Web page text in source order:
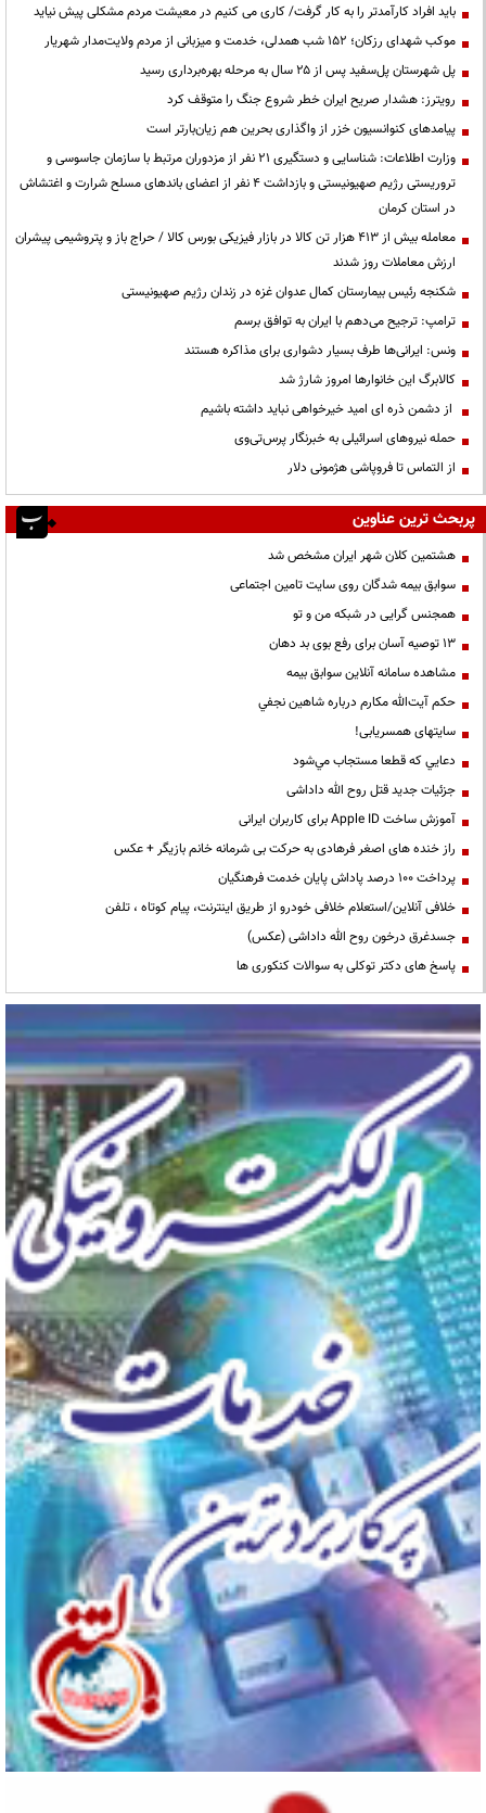
باید افراد کارآمدتر را به کار گرفت/ کاری می کنیم در معیشت مردم مشکلی پیش نیاید
موکب شهدای رزکان؛ ۱۵۲ شب همدلی، خدمت و میزبانی از مردم ولایت‌مدار شهریار
پل شهرستان پل‌سفید پس از ۲۵ سال به مرحله بهره‌برداری رسید
رویترز: هشدار صریح ایران خطر شروع جنگ را متوقف کرد
پیامدهای کنوانسیون خزر از واگذاری بحرین هم زیان‌بارتر است
وزارت اطلاعات: شناسایی و دستگیری ۲۱ نفر از مزدوران مرتبط با سازمان جاسوسی و
تروریستی رژیم صهیونیستی و بازداشت ۴ نفر از اعضای باندهای مسلح شرارت و اغتشاش
در استان کرمان
معامله بیش از ۴۱۳ هزار تن کالا در بازار فیزیکی بورس کالا / حراج باز و پتروشیمی پیشران
ارزش معاملات روز شدند
شکنجه رئیس بیمارستان کمال عدوان غزه در زندان رژیم صهیونیستی
ترامپ: ترجیح می‌دهم با ایران به توافق برسم
ونس: ایرانی‌ها طرف بسیار دشواری برای مذاکره هستند
کالابرگ این خانوارها امروز شارژ شد
از دشمن ذره ای امید خیرخواهی نباید داشته باشیم
حمله نیروهای اسرائیلی به خبرنگار پرس‌تی‌وی
از التماس تا فروپاشی هژمونی دلار
پربحث ترین عناوین
هشتمین کلان شهر ایران مشخص شد
سوابق بیمه شدگان روی سایت تامین اجتماعی
همجنس گرایی در شبکه من و تو
13 توصیه آسان برای رفع بوی بد دهان
مشاهده سامانه آنلاين سوابق بیمه
حكم آيت‌الله مكارم درباره شاهين نجفي
سایتهای همسریابی!
دعايي كه قطعا مستجاب مي‌شود
جزئیات جدید قتل روح الله داداشی
آموزش ساخت Apple ID برای کاربران ایرانی
راز خنده های اصغر فرهادی به حرکت بی شرمانه خانم بازیگر + عکس
پرداخت ۱۰۰ درصد پاداش پایان خدمت فرهنگیان
خلافی آنلاین/استعلام خلافی خودرو از طریق اینترنت، پیام کوتاه ، تلفن
جسدغرق درخون روح الله داداشی (عکس)
پاسخ های دکتر توکلی به سوالات کنکوری ها